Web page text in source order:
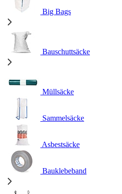
Big Bags
Bauschuttsäcke
Müllsäcke
Sammelsäcke
Asbestsäcke
Bauklebeband